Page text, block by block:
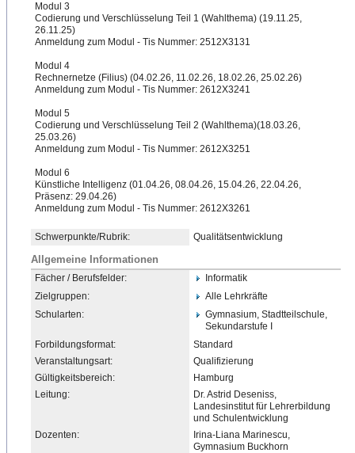
Modul 3
Codierung und Verschlüsselung Teil 1 (Wahlthema) (19.11.25,
26.11.25)
Anmeldung zum Modul - Tis Nummer: 2512X3131
Modul 4
Rechnernetze (Filius) (04.02.26, 11.02.26, 18.02.26, 25.02.26)
Anmeldung zum Modul - Tis Nummer: 2612X3241
Modul 5
Codierung und Verschlüsselung Teil 2 (Wahlthema)(18.03.26,
25.03.26)
Anmeldung zum Modul - Tis Nummer: 2612X3251
Modul 6
Künstliche Intelligenz (01.04.26, 08.04.26, 15.04.26, 22.04.26,
Präsenz: 29.04.26)
Anmeldung zum Modul - Tis Nummer: 2612X3261
Schwerpunkte/Rubrik: Qualitätsentwicklung
Allgemeine Informationen
Fächer / Berufsfelder:
Informatik
Zielgruppen:
Alle Lehrkräfte
Schularten:
Gymnasium, Stadtteilschule,
Sekundarstufe I
Forbildungsformat:
Standard
Veranstaltungsart:
Qualifizierung
Gültigkeitsbereich:
Hamburg
Leitung:
Dr. Astrid Deseniss,
Landesinstitut für Lehrerbildung
und Schulentwicklung
Dozenten:
Irina-Liana Marinescu,
Gymnasium Buckhorn